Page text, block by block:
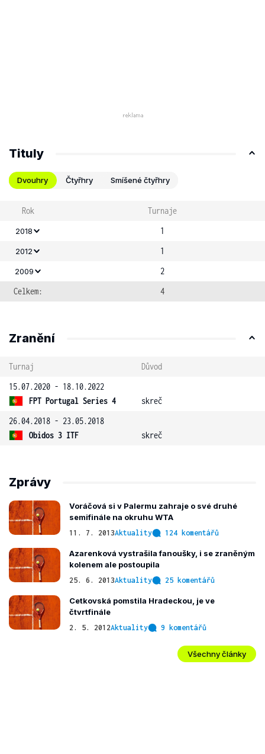
Tituly
Dvouhry Čtyřhry Smíšené čtyřhry
Rok Turnaje
2018 1
2012 1
2009
2
Celkem:
4
Zranění
Turnaj
Důvod
15.07.2020 - 18.10.2022
FPT Portugal Series 4
skreč
26.04.2018 - 23.05.2018
Obidos 3 ITF
skreč
Zprávy
Voráčová si v Palermu zahraje o své druhé
semifinále na okruhu WTA
11. 7. 2013Aktuality 124 komentářů
Azarenková vystrašila fanoušky, i se zraněným
kolenem ale postoupila
25. 6. 2013Aktuality 25 komentářů
Cetkovská pomstila Hradeckou, je ve
čtvrtfinále
2. 5. 2012Aktuality 9 komentářů
Všechny články